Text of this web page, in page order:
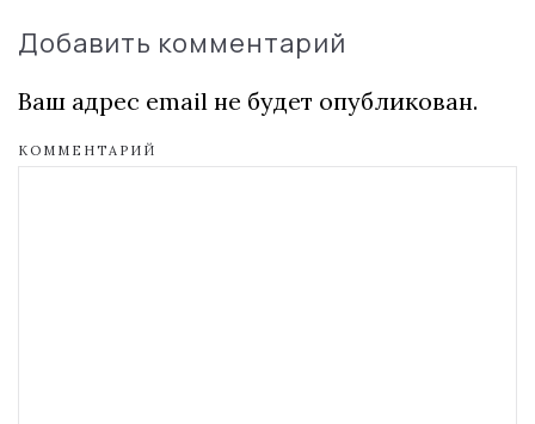
Добавить комментарий
Ваш адрес email не будет опубликован.
КОММЕНТАРИЙ